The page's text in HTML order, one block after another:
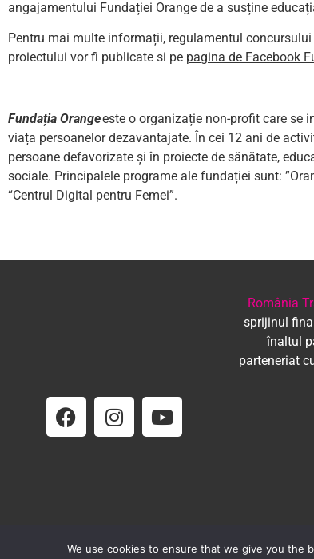
angajamentului Fundației Orange de a susține
Pentru mai multe informații, regulamentul
proiectului vor fi publicate si pe pagina de Facebook
Fundația Orangeeste o organizație non-profit care se
viața persoanelor dezavantajate. În cei 12 ani de
persoane defavorizate și în proiecte de sănătate,
sociale. Principalele programe ale fundației sunt:
“Centrul Digital pentru Femei”.
România
sprijinul
înaltul
parteneriat
We use cookies to ensure that we give you the